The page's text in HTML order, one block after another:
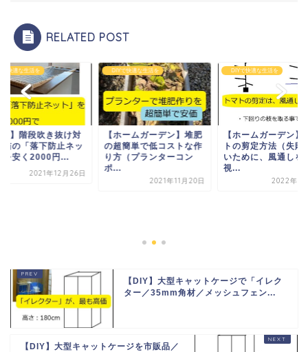
RELATED POST
快適な生活を
】階段吹き抜け対
猫の「落下防止ネッ
を安く2000円...
2021年12月26日
DIYで快適な生活を
【ホームガーデン】堆肥
の超簡単で低コストな作
り方（プランターコン
ポ...
2021年11月20日
DIYで快適な生活を
【ホームガーデン】
トの剪定方法（失敗
いために、風通しを
視...
2022年5
【DIY】大型キャットケージで「イレク
ター／35mm角材／メッシュフェン...
【DIY】大型キャットケージを市販品／